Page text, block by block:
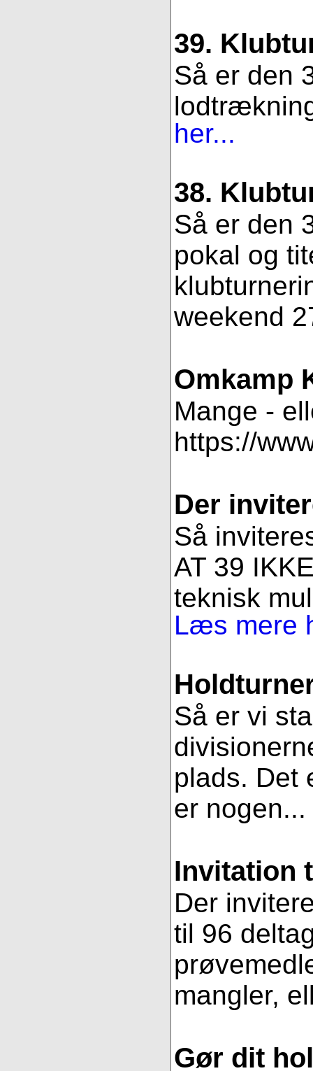
39.
Så er den
her...
38.
Så er den
pokal og
weekend
Omkamp
Mange -
https://
Der
Så
AT 39
teknisk
Læs mere
Så er vi
plads. Det
er nogen...
Invitation
Der
til 96
mangler,
Gør dit